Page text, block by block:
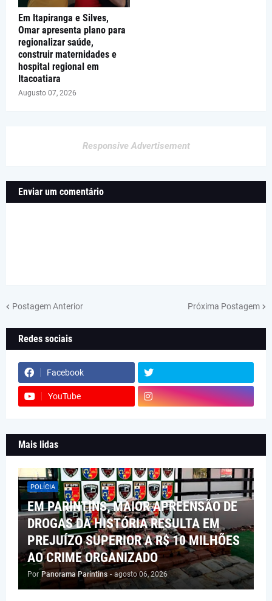
Em Itapiranga e Silves,
Omar apresenta plano para
regionalizar saúde,
construir maternidades e
hospital regional em
Itacoatiara
Augusto 07, 2026
Responsive Advertisement
Enviar um comentário
Postagem Anterior Próxima Postagem
Redes sociais
Facebook
YouTube
Mais lidas
POLÍCIA
EM PARINTINS, MAIOR APREENSÃO DE
DROGAS DA HISTÓRIA RESULTA EM
PREJUÍZO SUPERIOR A R$ 10 MILHÕES
AO CRIME ORGANIZADO
Por Panorama Parintins - agosto 06, 2026